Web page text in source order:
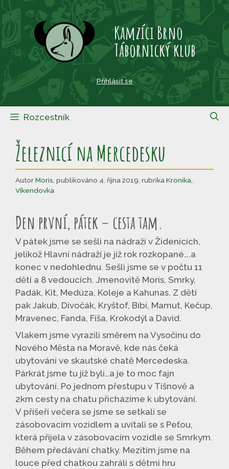
Přeskočit
obsah
Kamzíci Brno
Tábornický klub
Přihlásit se
Rozcestník
Železnicí na Mercedesku
AutorMoris publikováno 4. října 2019 rubrika Kronika
Víkendovka
Den první, pátek – cesta tam.
V pátek jsme se sešli na nádraží v Židenicích,
jelikož Hlavní nádraží je již rok rozkopané….a
konec v nedohlednu. Sešli jsme se v počtu 11
dětí a 8 vedoucích. Jmenovitě Moris, Smrky,
Padák, Kit, Medúza, Koleje a Kahunas. Z dětí
pak Jakub, Divočák, Kryštof, Bibi, Mamut, Kečup,
Mravenec, Fanda, Fíša, Krokodýl a David.
Vlakem jsme vyrazili směrem na Vysočinu do
Nového Města na Moravě, kde nás čeká
ubytování ve skautské chatě Mercedeska.
Párkrát jsme tu již byli…a je to moc fajn
ubytování. Po jednom přestupu v Tišnově a
2km cesty na chatu přicházíme k ubytování.
V příšeří večera se jsme se setkali se
zásobovacím vozidlem a uvítali se s Peťou,
která přijela v zásobovacím vozidle se Smrkym.
Během předávání chatky. Mezitím jsme na
louce před chatkou zahráli s dětmi hru